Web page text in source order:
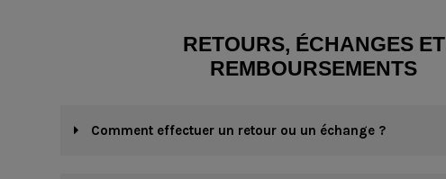
RETOURS, ÉCHANGES ET
REMBOURSEMENTS
Comment effectuer un retour ou un échange ?